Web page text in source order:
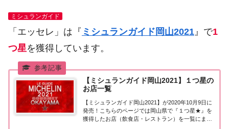
ミシュランガイド
「エッセレ」は『 ミシュランガイド岡山2021 』で1
つ星を獲得しています。
【ミシュランガイド岡山2021】１つ星の
お店一覧
【ミシュランガイド岡山2021】が2020年10月9日に
発売！こちらのページでは岡山県で『１つ星★』を
獲得したお店（飲食店・レストラン）を一覧にまと